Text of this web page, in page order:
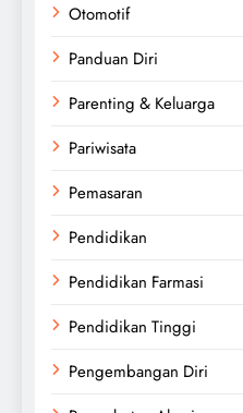
Otomotif
Panduan Diri
Parenting & Keluarga
Pariwisata
Pemasaran
Pendidikan
Pendidikan Farmasi
Pendidikan Tinggi
Pengembangan Diri